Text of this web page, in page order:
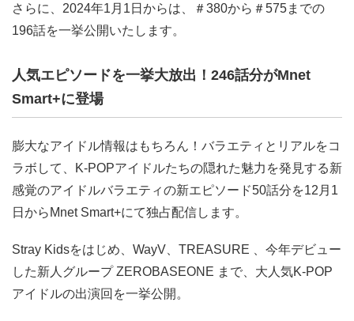
さらに、2024年1月1日からは、＃380から＃575までの
196話を一挙公開いたします。
人気エピソードを一挙大放出！246話分がMnet
Smart+に登場
膨大なアイドル情報はもちろん！バラエティとリアルをコ
ラボして、K-POPアイドルたちの隠れた魅力を発見する新
感覚のアイドルバラエティの新エピソード50話分を12月1
日からMnet Smart+にて独占配信します。
Stray Kidsをはじめ、WayV、TREASURE 、今年デビュー
した新人グループ ZEROBASEONE まで、大人気K-POP
アイドルの出演回を一挙公開。